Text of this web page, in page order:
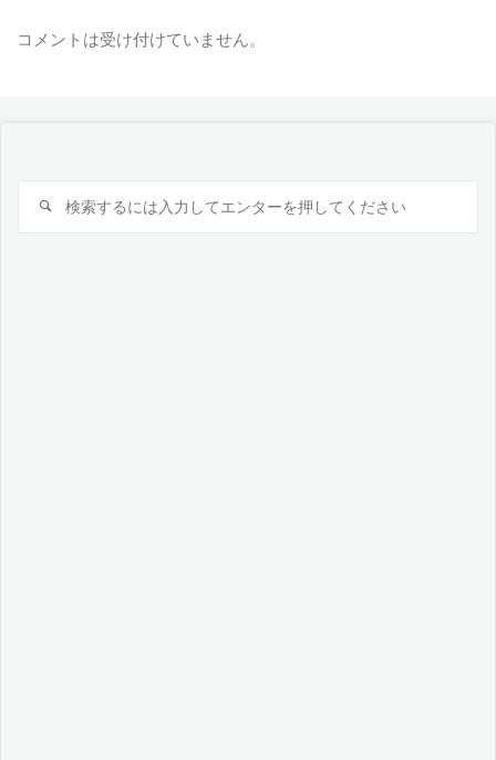
コメントは受け付けていません。
検